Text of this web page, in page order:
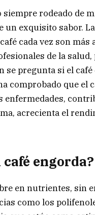
siempre rodeado de
un exquisito sabor.
cada vez son más
de la salud,
se pregunta si el café
comprobado que el
enfermedades,
acrecienta el
café engorda?
en nutrientes, sin
como los